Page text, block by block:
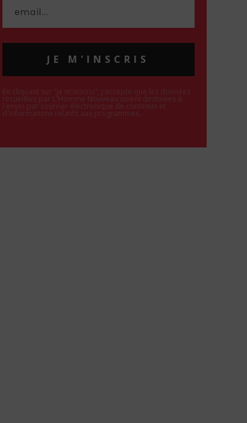
JE M'INSCRIS
En cliquant sur "Je m'inscris", j'accepte que les données
recueillies par L'Homme Nouveau soient destinées à
l'envoi par courrier électronique de contenus et
d'informations relatifs aux programmes.